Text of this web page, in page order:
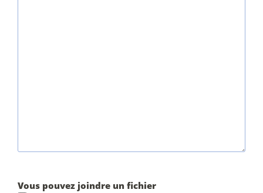
Vous pouvez joindre un fichier